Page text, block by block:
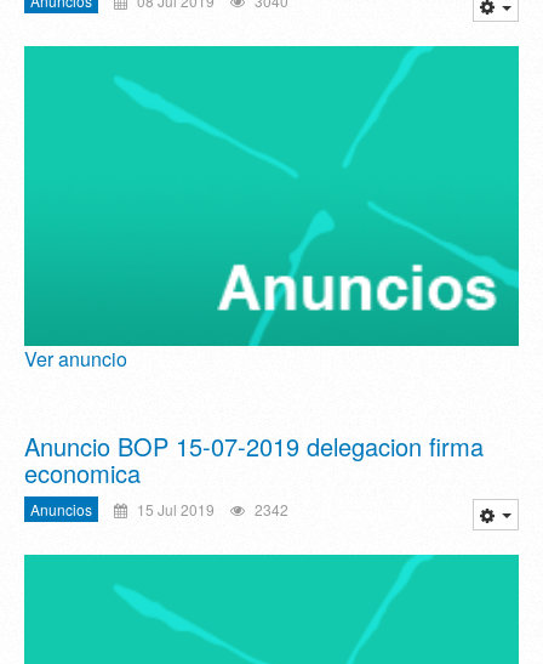
Ver anuncio
Anuncio BOP 15-07-2019 delegacion firma
economica
Anuncios 15 Jul 2019 2342